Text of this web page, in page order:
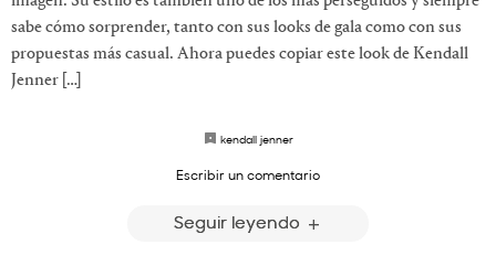
sabe cómo sorprender, tanto con sus looks de gala como con sus
propuestas más casual. Ahora puedes copiar este look de Kendall
Jenner […]
kendall jenner
Escribir un comentario
Seguir leyendo